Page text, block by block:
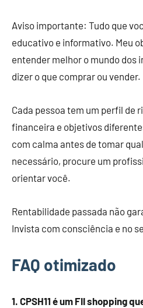
Aviso importante: Tudo que
educativo e informativo. Meu
entender melhor o mundo dos
dizer o que comprar ou vender.
Cada pessoa tem um perfil de
financeira e objetivos
com calma antes de tomar
necessário, procure um
orientar você.
Rentabilidade passada não
Invista com consciência e no
FAQ otimizado
1. CPSH11 é um FII shopping